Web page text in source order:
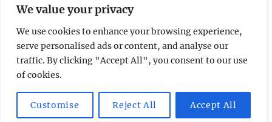
We value your privacy
We use cookies to enhance your browsing experience,
serve personalised ads or content, and analyse our
traffic. By clicking "Accept All", you consent to our use
of cookies.
Customise Reject All Accept All
impressum
datenschutzerklärung
butzi bereist Mit Stolz präsentiert von WordPress